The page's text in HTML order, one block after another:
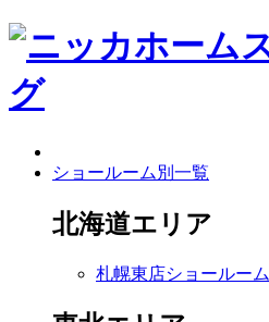
ショールーム別一覧
北海道エリア
札幌東店ショールーム